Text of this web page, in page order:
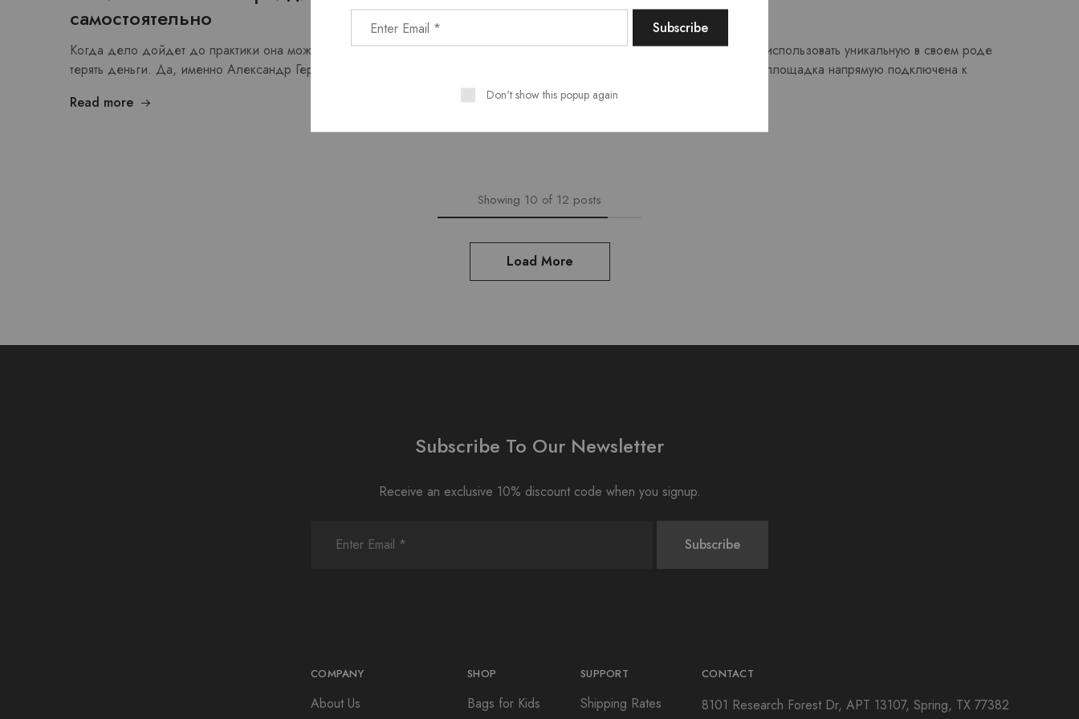
самостоятельно
Когда дело дойдет до практики она может торговать прибыльно, а может
терять деньги. Да, именно Александр Герчик в первые 4…
Read more
трейдеров о брокере
А в 2006 году организация начала использовать уникальную в своем роде
платформу ЛамдаТрейд Trader. Эта площадка напрямую подключена к
поставщикам…
Showing 10 of 12 posts
Load More
Subscribe To Our Newsletter
Receive an exclusive 10% discount code when you signup.
COMPANY
About Us
SHOP
Bags for Kids
SUPPORT
Shipping Rates
CONTACT
8101 Research Forest Dr, APT 13107, Spring, TX 77382
Don't show this popup again